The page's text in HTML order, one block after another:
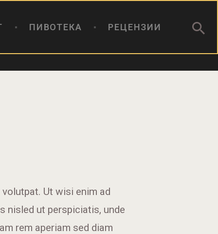
ПИВОТЕКА РЕЦЕНЗИИ
Ut wisi enim ad
nisled ut perspiciatis, unde
rem aperiam sed diam